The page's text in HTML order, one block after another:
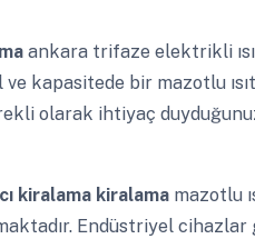
ankara trifaze elektrikli
kapasitede bir mazotlu
olarak ihtiyaç duyduğunuz
kiralama kiralama mazotlu
Endüstriyel